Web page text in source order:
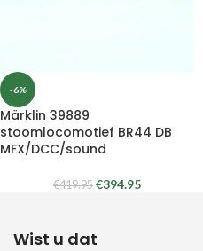
-6%
Märklin 39889
stoomlocomotief BR44 DB
MFX/DCC/sound
€419.95 €394.95
Wist u dat